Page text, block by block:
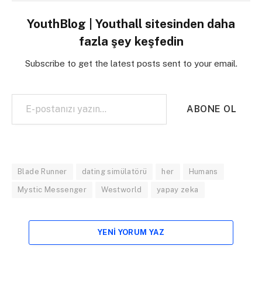
YouthBlog | Youthall sitesinden daha
fazla şey keşfedin
Subscribe to get the latest posts sent to your email.
E-postanızı yazın…
ABONE OL
Blade Runner dating simülatörü her Humans
Mystic Messenger Westworld yapay zeka
YENI YORUM YAZ